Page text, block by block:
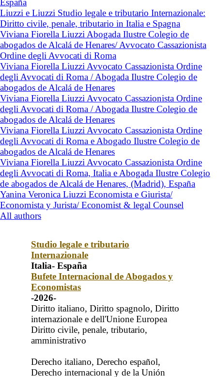
España
Liuzzi e Liuzzi Studio legale e tributario Internazionale:
Diritto civile, penale, tributario in Italia e Spagna
Viviana Fiorella Liuzzi Abogada Ilustre Colegio de
abogados de Alcalá de Henares/ Avvocato Cassazionista
Ordine degli Avvocati di Roma
Viviana Fiorella Liuzzi Avvocato Cassazionista Ordine
degli Avvocati di Roma / Abogada Ilustre Colegio de
abogados de Alcalá de Henares
Viviana Fiorella Liuzzi Avvocato Cassazionista Ordine
degli Avvocati di Roma / Abogada Ilustre Colegio de
abogados de Alcalá de Henares
Viviana Fiorella Liuzzi Avvocato Cassazionista Ordine
degli Avvocati di Roma e Abogado Ilustre Colegio de
abogados de Alcalá de Henares
Viviana Fiorella Liuzzi Avvocato Cassazionista Ordine
degli Avvocati di Roma, Italia e Abogada Ilustre Colegio
de abogados de Alcalá de Henares, (Madrid), España
Yanina Veronica Liuzzi Economista e Giurista/
Economista y Jurista/ Economist & legal Counsel
All authors
Studio legale e tributario
Internazionale
Italia- España
Bufete Internacional de Abogados y
Economistas
-2026-
Diritto italiano, Diritto spagnolo, Diritto
internazionale e dell'Unione Europea
Diritto civile, penale, tributario,
amministrativo
Derecho italiano, Derecho español,
Derecho internacional y de la Unión